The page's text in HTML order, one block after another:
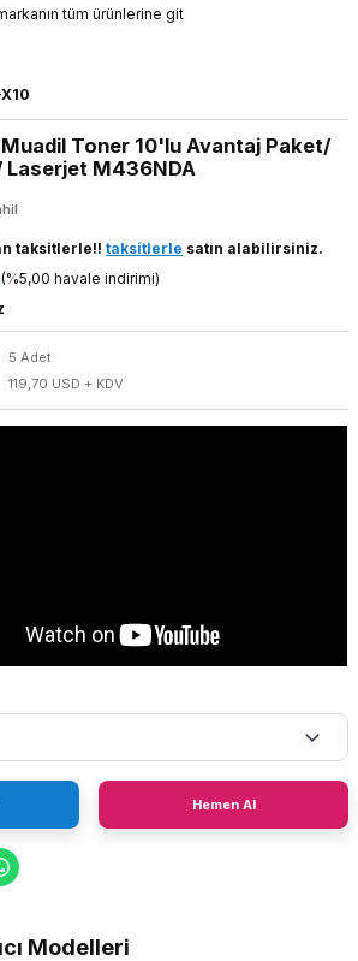
tüm ürünlerine git
Toner 10'lu Avantaj Paket/
M436NDA
taksitlerle!! taksitlerle satın alabilirsiniz.
(%5,00 havale indirimi)
5 Adet
119,70 USD + KDV
Hemen Al
Modelleri